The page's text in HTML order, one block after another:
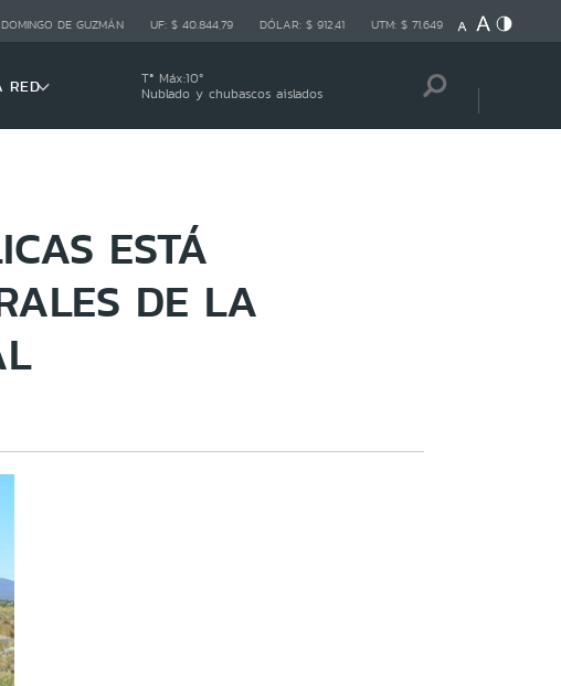
DOMINGO DE GUZMÁN UF: $ 40.844,79 DÓLAR: $ 912,41 UTM: $ 71.649
RED Tª Máx:10º
Nublado y chubascos aislados
ESTÁ
DE LA